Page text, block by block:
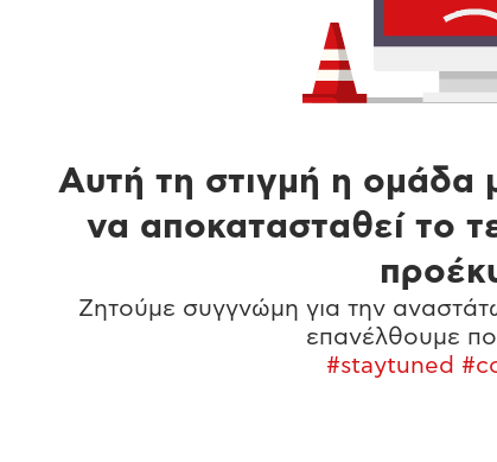
Αυτή τη στιγμή η ομάδα
να αποκατασταθεί το
Ζητούμε συγγνώμη για την
επανέλθουμε
#staytuned